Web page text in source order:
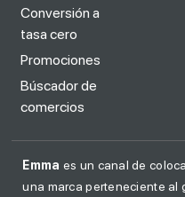
Conversión a
tasa cero
Promociones
Búscador de
comercios
Emma es un canal de
una marca perteneciente al